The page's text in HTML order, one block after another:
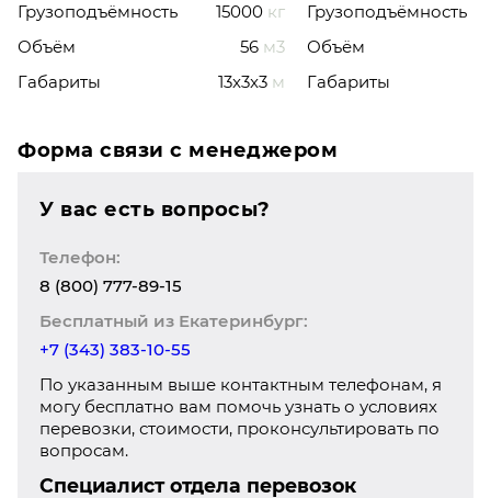
Грузоподъёмность 15000 кг
Объём
56 м3
Габариты
13x3x3 м
Грузоподъёмность
Объём
Габариты
Форма связи с менеджером
У вас есть вопросы?
Телефон:
8 (800) 777-89-15
Бесплатный из Екатеринбург:
+7 (343) 383-10-55
По указанным выше контактным телефонам, я
могу бесплатно вам помочь узнать о условиях
перевозки, стоимости, проконсультировать по
вопросам.
Специалист отдела перевозок